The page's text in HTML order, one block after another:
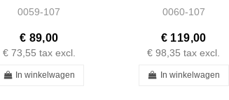
0059-107
€ 89,00
€ 73,55 tax excl.
In winkelwagen
0060-107
€ 119,00
€ 98,35 tax excl.
In winkelwagen